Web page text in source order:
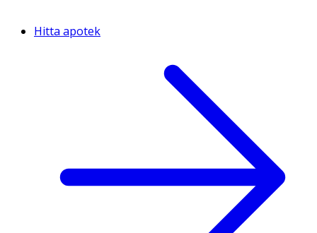
Hitta apotek